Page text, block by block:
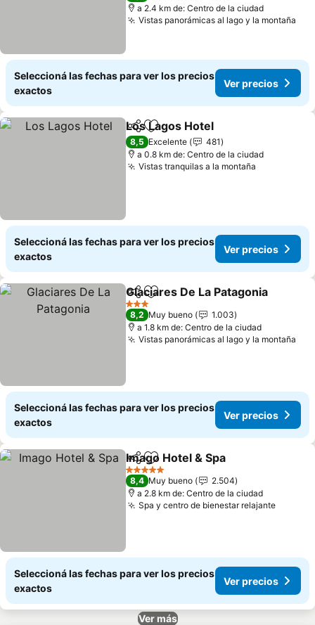
a 2.4 km de: Centro de la ciudad
Vistas panorámicas al lago y la montaña
Seleccioná las fechas para ver los precios
exactos
Ver precios
CompartirAñadir a favoritos
Los Lagos Hotel
8,5 Excelente
481
a 0.8 km de: Centro de la ciudad
Vistas tranquilas a la montaña
Seleccioná las fechas para ver los precios
exactos
Ver precios
CompartirAñadir a favoritos
Glaciares De La Patagonia
3 Estrellas
8,2 Muy bueno
1.003
a 1.8 km de: Centro de la ciudad
Vistas panorámicas al lago y la montaña
Seleccioná las fechas para ver los precios
exactos
Ver precios
CompartirAñadir a favoritos
Imago Hotel & Spa
5 Estrellas
8,4 Muy bueno
2.504
a 2.8 km de: Centro de la ciudad
Spa y centro de bienestar relajante
Seleccioná las fechas para ver los precios
exactos
Ver precios
Ver más